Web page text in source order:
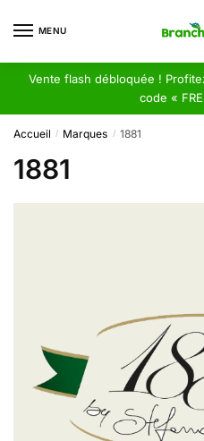
MENU
Vente flash débloquée !
code «
Accueil / Marques / 1881
1881